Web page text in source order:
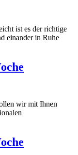
ist es der richtige
einander in Ruhe
wir mit Ihnen